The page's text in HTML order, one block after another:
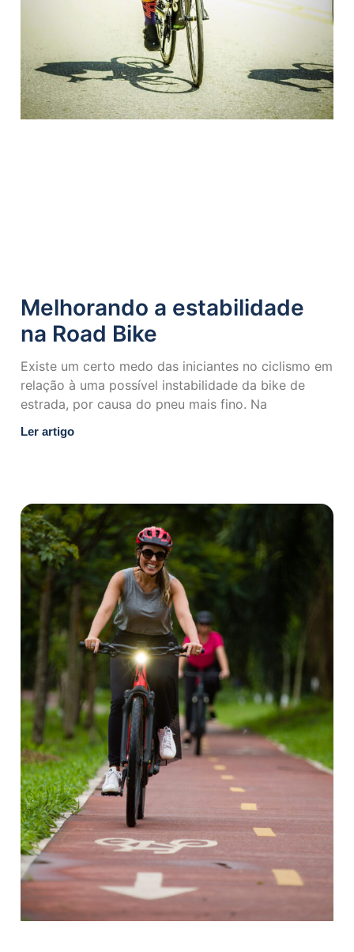
Melhorando a estabilidade
na Road Bike
Existe um certo medo das iniciantes no ciclismo em
relação à uma possível instabilidade da bike de
estrada, por causa do pneu mais fino. Na
Ler artigo